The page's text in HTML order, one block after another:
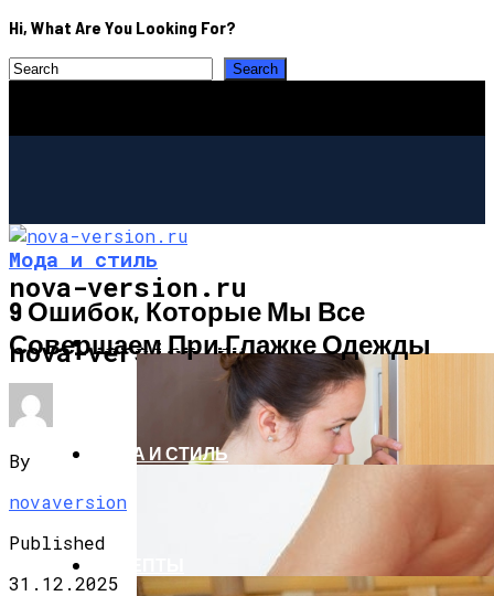
Hi, What Are You Looking For?
nova-version.ru
nova-version.ru
ИНТЕРЕСНОЕ И ПОЗНАВАТЕЛЬНОЕ
МОДА И СТИЛЬ
Мода и стиль
9 Ошибок, Которые Мы Все
Совершаем При Глажке Одежды
By
novaversion
Published
31.12.2025